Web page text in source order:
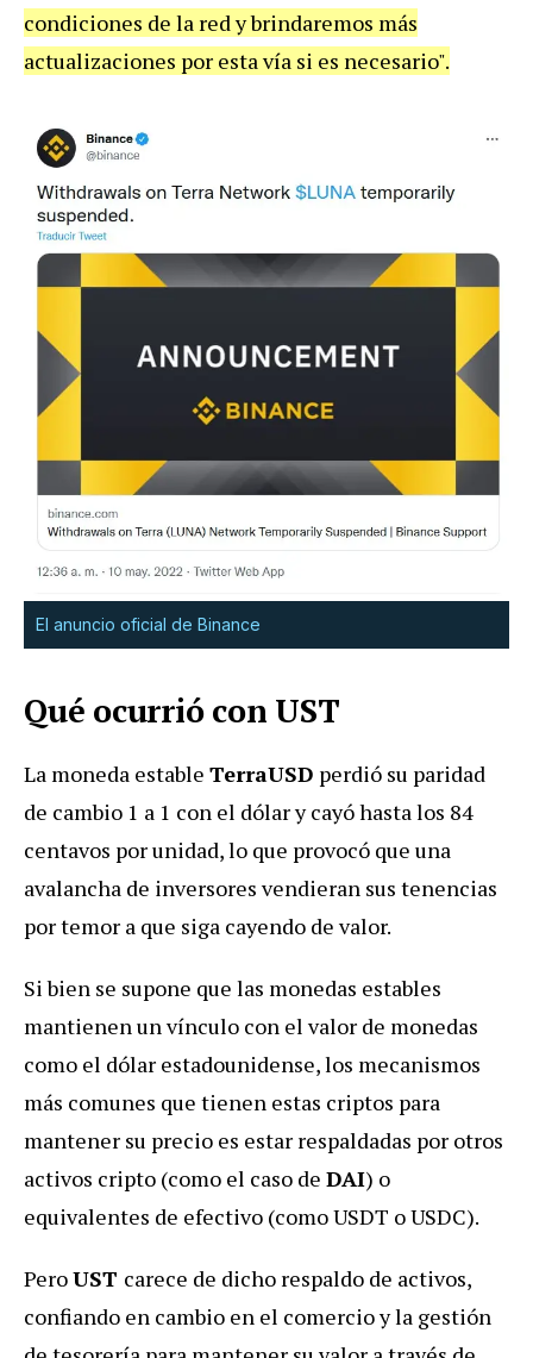
condiciones de la red y brindaremos más
actualizaciones por esta vía si es necesario".
El anuncio oficial de Binance
Qué ocurrió con UST
La moneda estable TerraUSD perdió su paridad
de cambio 1 a 1 con el dólar y cayó hasta los 84
centavos por unidad, lo que provocó que una
avalancha de inversores vendieran sus tenencias
por temor a que siga cayendo de valor.
Si bien se supone que las monedas estables
mantienen un vínculo con el valor de monedas
como el dólar estadounidense, los mecanismos
más comunes que tienen estas criptos para
mantener su precio es estar respaldadas por otros
activos cripto (como el caso de DAI) o
equivalentes de efectivo (como USDT o USDC).
PeroUST carece de dicho respaldo de activos,
confiando en cambio en el comercio y la gestión